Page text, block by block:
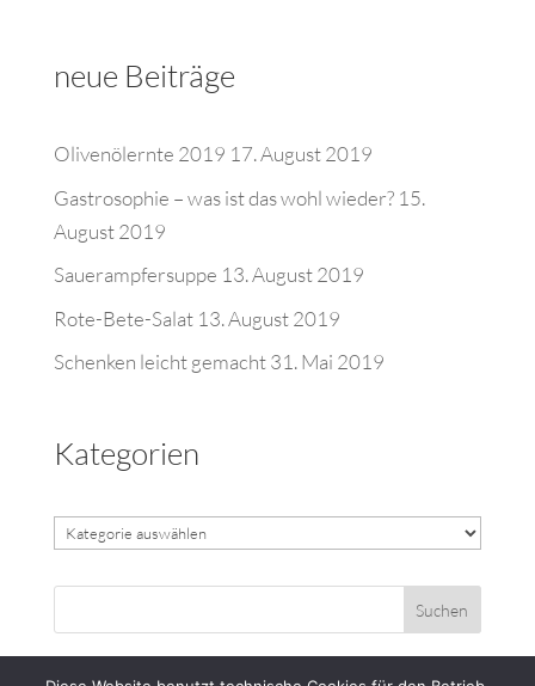
neue Beiträge
Olivenölernte 2019 17. August 2019
Gastrosophie – was ist das wohl wieder? 15.
August 2019
Sauerampfersuppe 13. August 2019
Rote-Bete-Salat 13. August 2019
Schenken leicht gemacht 31. Mai 2019
Kategorien
Kategorien